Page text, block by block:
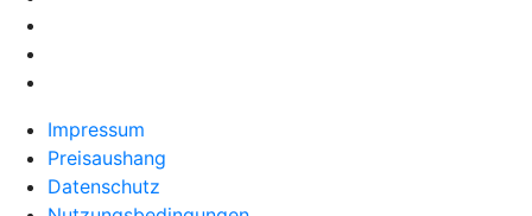
Impressum
Preisaushang
Datenschutz